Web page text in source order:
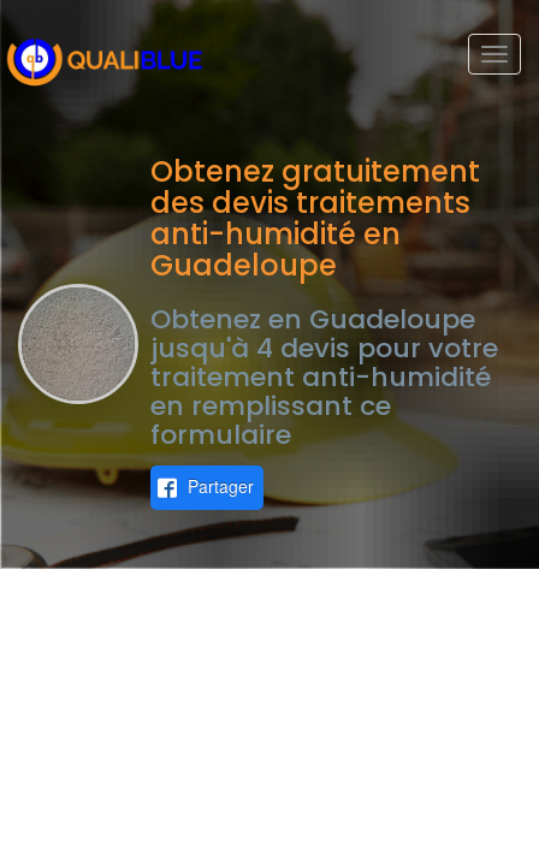
Obtenez gratuitement
des devis traitements
anti-humidité en
Guadeloupe
Obtenez en Guadeloupe
jusqu'à 4 devis pour votre
traitement anti-humidité
en remplissant ce
formulaire
Partager